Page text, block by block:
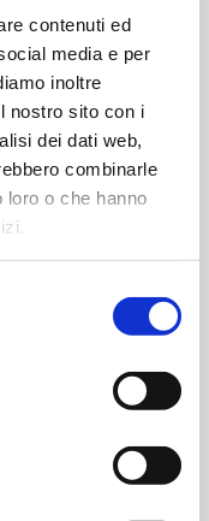
contenuti ed
media e per
inoltre
nostro sito con i
dei dati web,
combinarle
o che hanno
da un
possono
Per i minori dai 2
del 50%.
di
ufficiale di Torino
di card di